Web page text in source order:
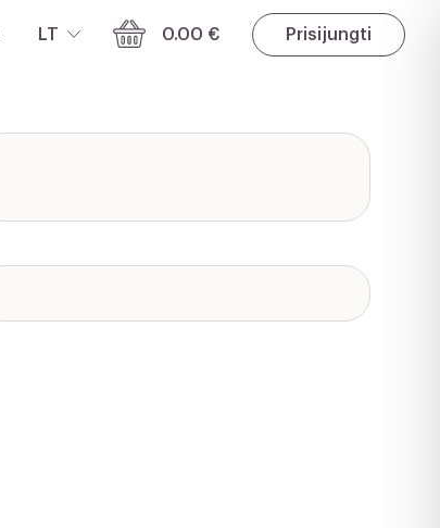
LT 0.00 € Prisijungti